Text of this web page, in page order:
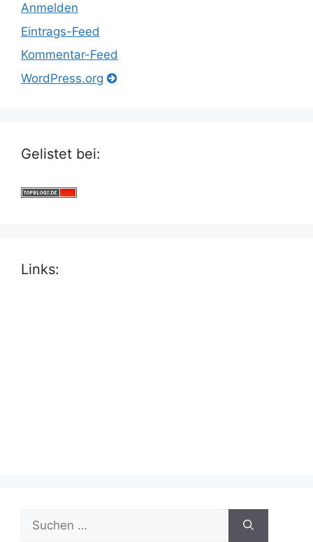
Anmelden
Eintrags-Feed
Kommentar-Feed
WordPress.org
Gelistet bei:
Links:
nach: